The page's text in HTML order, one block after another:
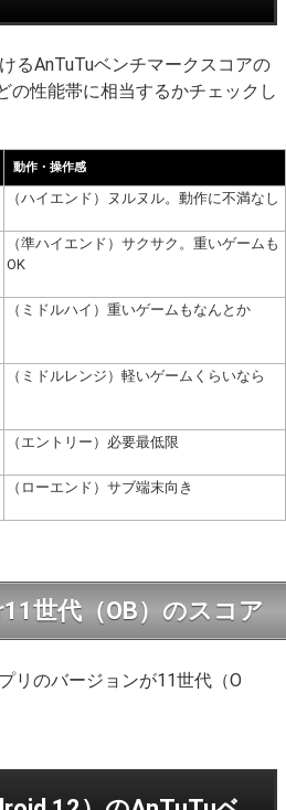
るAnTuTuベンチマークスコアの
の性能帯に相当するかチェックし
動作・操作感
（ハイエンド）ヌルヌル。動作に不満なし
（準ハイエンド）サクサク。重いゲームも
OK
（ミドルハイ）重いゲームもなんとか
（ミドルレンジ）軽いゲームくらいなら
（エントリー）必要最低限
（ローエンド）サブ端末向き
世代（OB）のスコア
リのバージョンが11世代（O